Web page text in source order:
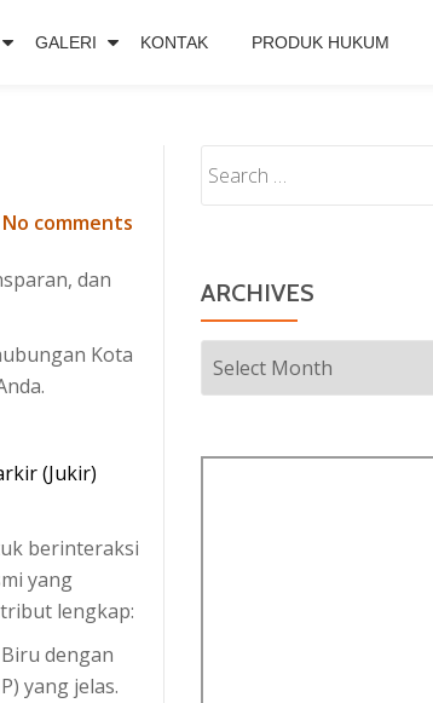
GALERI KONTAK PRODUK HUKUM
No comments
dan
Kota
(Jukir)
berinteraksi
yang
lengkap:
dengan
yang jelas.
ARCHIVES
Archives